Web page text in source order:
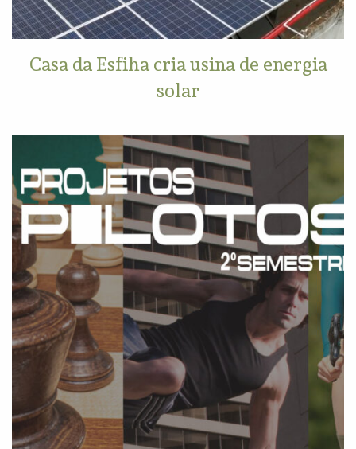
Casa da Esfiha cria usina de energia
solar